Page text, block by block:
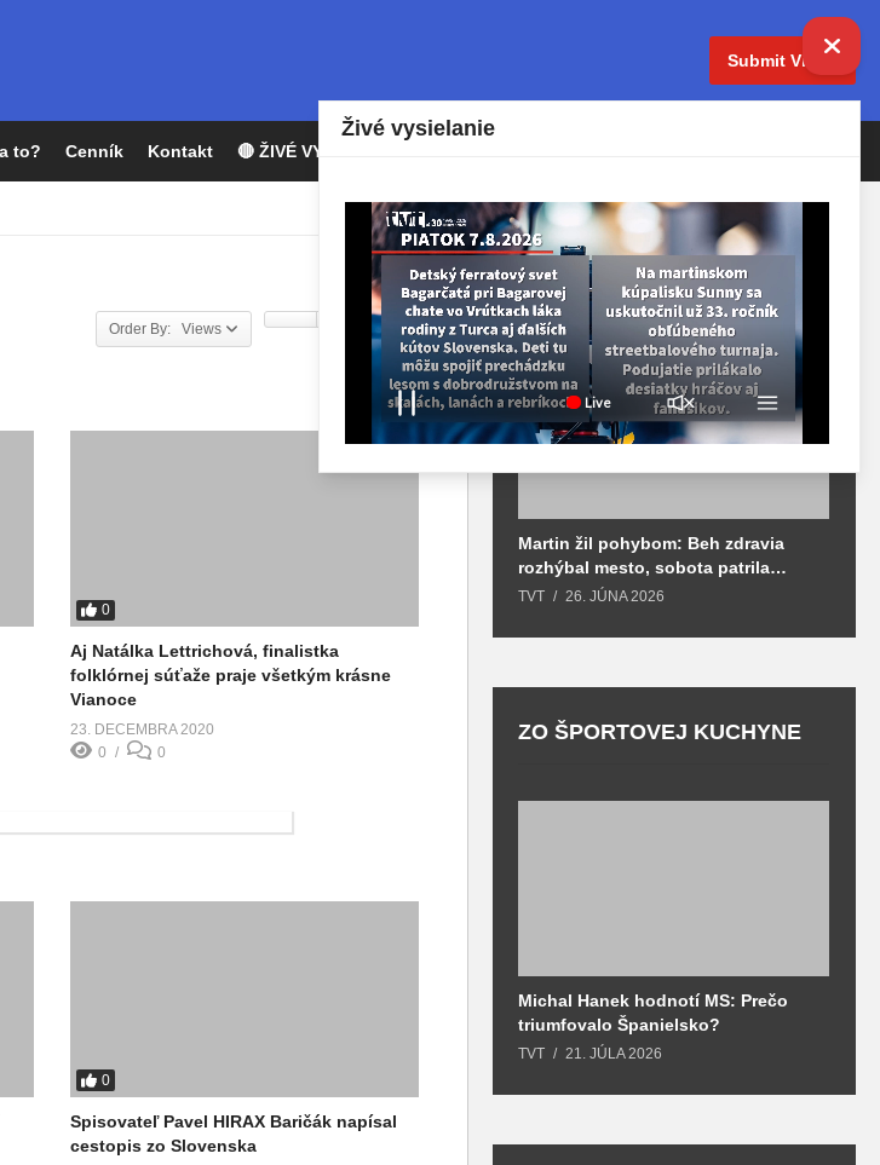
Submit Video
to? Cenník Kontakt 🔴 ŽIVÉ VYSIELANIE
Order By: Views
0
Aj Natálka Lettrichová, finalistka
folklórnej súťaže praje všetkým krásne
Vianoce
23. DECEMBRA 2020
0
0
0
Spisovateľ Pavel HIRAX Baričák napísal
cestopis zo Slovenska
ŽIVOT V MESTE
Martin žil pohybom: Beh zdravia
rozhýbal mesto, sobota patrila
zdraviu a prevencii
TVT 26. JÚNA 2026
ZO ŠPORTOVEJ KUCHYNE
Michal Hanek hodnotí MS: Prečo
triumfovalo Španielsko?
TVT 21. JÚLA 2026
Živé vysielanie